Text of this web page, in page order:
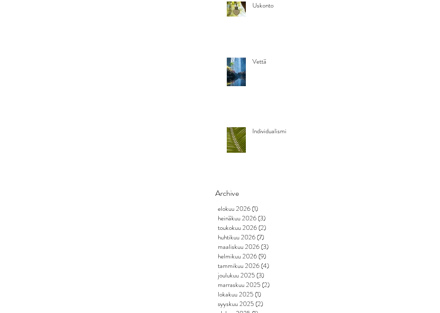
Uskonto
Vettä
Individualismi
Archive
elokuu 2026(1)
heinäkuu 2026(3)
toukokuu 2026(2)
huhtikuu 2026(7)
maaliskuu 2026(3)
helmikuu 2026(9)
tammikuu 2026(4)
joulukuu 2025(3)
marraskuu 2025(2)
lokakuu 2025(1)
syyskuu 2025(2)